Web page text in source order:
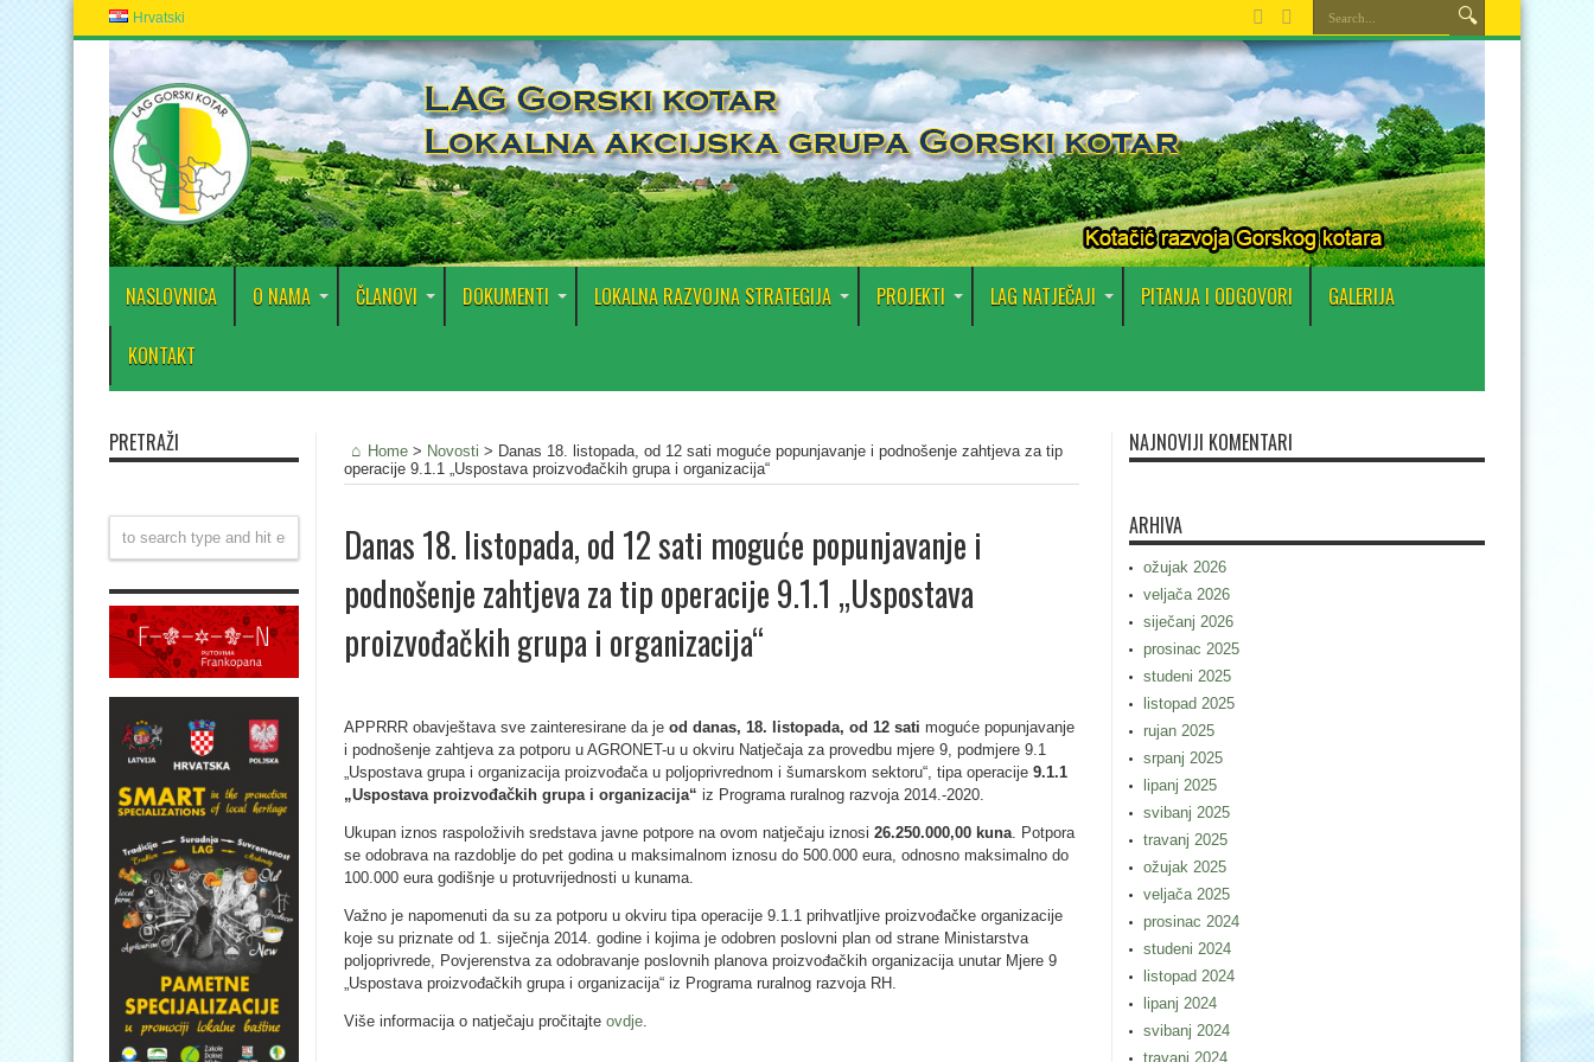
Hrvatski
NASLOVNICA O NAMA ČLANOVI DOKUMENTI LOKALNA RAZVOJNA STRATEGIJA PROJEKTI LAG NATJEČAJI PITANJA I ODGOVORI GALERIJA
KONTAKT
Home > Novosti > Danas 18. listopada, od 12 sati moguće popunjavanje i podnošenje zahtjeva za tip
operacije 9.1.1 „Uspostava proizvođačkih grupa i organizacija“
Danas 18. listopada, od 12 sati moguće popunjavanje i
podnošenje zahtjeva za tip operacije 9.1.1 „Uspostava
proizvođačkih grupa i organizacija“
APPRRR obavještava sve zainteresirane da je od danas, 18. listopada, od 12 sati moguće popunjavanje
i podnošenje zahtjeva za potporu u AGRONET-u u okviru Natječaja za provedbu mjere 9, podmjere 9.1
„Uspostava grupa i organizacija proizvođača u poljoprivrednom i šumarskom sektoru“, tipa operacije 9.1.1
„Uspostava proizvođačkih grupa i organizacija“ iz Programa ruralnog razvoja 2014.-2020.
Ukupan iznos raspoloživih sredstava javne potpore na ovom natječaju iznosi 26.250.000,00 kuna. Potpora
se odobrava na razdoblje do pet godina u maksimalnom iznosu do 500.000 eura, odnosno maksimalno do
100.000 eura godišnje u protuvrijednosti u kunama.
Važno je napomenuti da su za potporu u okviru tipa operacije 9.1.1 prihvatljive proizvođačke organizacije
koje su priznate od 1. siječnja 2014. godine i kojima je odobren poslovni plan od strane Ministarstva
poljoprivrede, Povjerenstva za odobravanje poslovnih planova proizvođačkih organizacija unutar Mjere 9
„Uspostava proizvođačkih grupa i organizacija“ iz Programa ruralnog razvoja RH.
Više informacija o natječaju pročitajte ovdje.
PRETRAŽI NAJNOVIJI KOMENTARI
ARHIVA
ožujak 2026
veljača 2026
siječanj 2026
prosinac 2025
studeni 2025
listopad 2025
rujan 2025
srpanj 2025
lipanj 2025
svibanj 2025
travanj 2025
ožujak 2025
veljača 2025
prosinac 2024
studeni 2024
listopad 2024
lipanj 2024
svibanj 2024
travanj 2024